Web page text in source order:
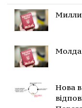
Нова